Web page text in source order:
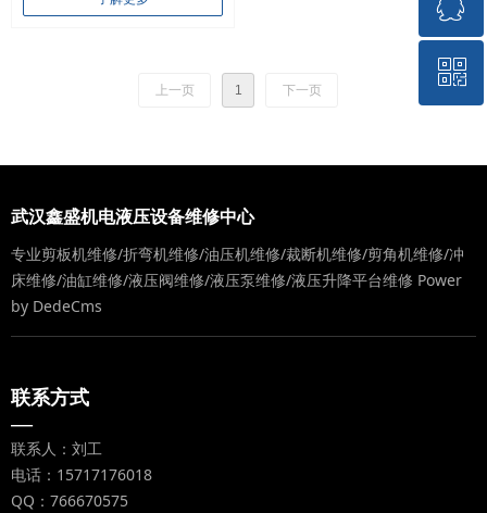
上一页 1 下一页
武汉鑫盛机电液压设备维修中心
专业剪板机维修/折弯机维修/油压机维修/裁断机维修/剪角机维修/冲
床维修/油缸维修/液压阀维修/液压泵维修/液压升降平台维修 Power
by DedeCms
联系方式
—
联系人：刘工
电话：15717176018
QQ：766670575
QQ客服
ꀥ